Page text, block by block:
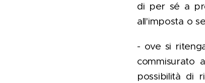
di per sé a
all'imposta o
- ove si
commisurato
possibilità di